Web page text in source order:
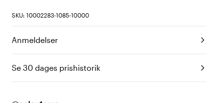
SKU: 10002283-1085-10000
Anmeldelser
Se 30 dages prishistorik